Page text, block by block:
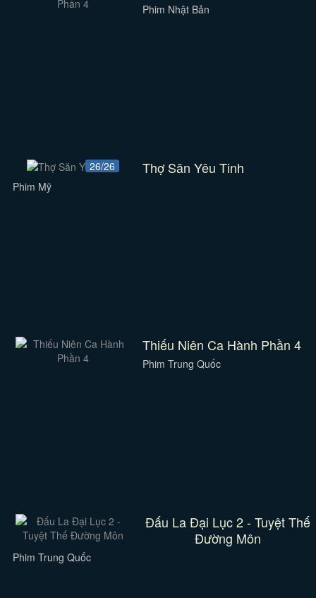
Phim Nhật Bản
26/26 Thợ Săn Yêu Tinh
Phim Mỹ
Thiếu Niên Ca Hành Phần 4
Phim Trung Quốc
Đấu La Đại Lục 2 - Tuyệt Thế
Đường Môn
Phim Trung Quốc